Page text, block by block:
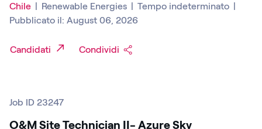
Chile Renewable Energies Tempo indeterminato
Pubblicato il: August 06, 2026
Candidati Condividi
Job ID 23247
O&M Site Technician II- Azure Sky